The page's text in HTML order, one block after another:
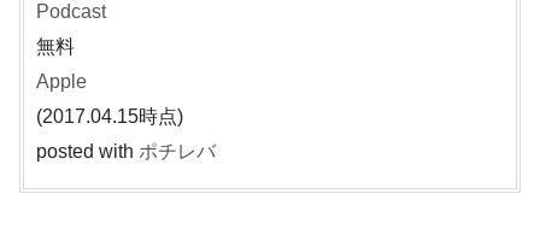
Podcast
無料
Apple
(2017.04.15時点)
posted with ポチレバ